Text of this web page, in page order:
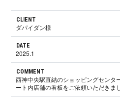
CLIENT
ダパイダン様
DATE
2025.1
COMMENT
西神中央駅直結のショッピングセンタ
ート内店舗の看板をご依頼いただきまし